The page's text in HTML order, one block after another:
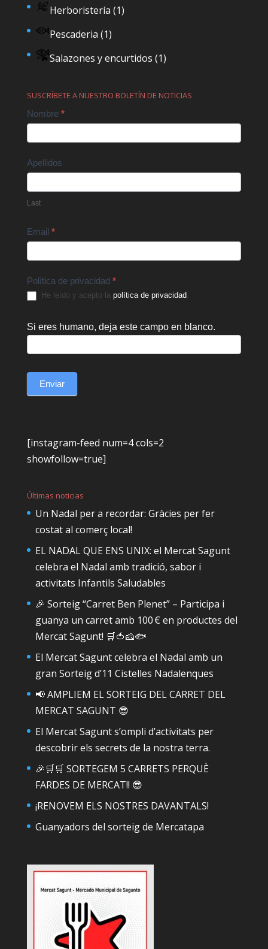
Herboristería (1)
Pescaderia (1)
Salazones y encurtidos (1)
SUSCRÍBETE A NUESTRO BOLETÍN DE NOTICIAS
Contact
Nombre *
Apellidos
Last
Email *
Política de privacidad *
He leído y acepto la política de privacidad.
Si eres humano, deja este campo en blanco.
Enviar
[instagram-feed num=4 cols=2
showfollow=true]
Últimas noticias
Un Nadal per a recordar: Gràcies per fer
costat al comerç local!
EL NADAL QUE ENS UNIX: el Mercat Sagunt
celebra el Nadal amb tradició, sabor i
activitats Infantils Saludables
🎉 Sorteig “Carret Ben Plenet” – Participa i
guanya un carret amb 100 € en productes del
Mercat Sagunt! 🛒🍅🧀🐟
El Mercat Sagunt celebra el Nadal amb un
gran Sorteig d’11 Cistelles Nadalenques
📢 AMPLIEM EL SORTEIG DEL CARRET DEL
MERCAT SAGUNT 😎
El Mercat Sagunt s’ompli d’activitats per
descobrir els secrets de la nostra terra.
🎉🛒🛒 SORTEGEM 5 CARRETS PERQUÈ
FARDES DE MERCAT!! 😎
¡RENOVEM ELS NOSTRES DAVANTALS!
Guanyadors del sorteig de Mercatapa